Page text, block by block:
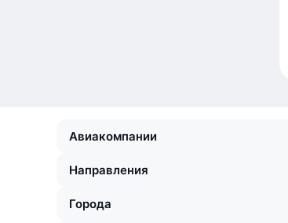
Авиакомпании
Направления
Города